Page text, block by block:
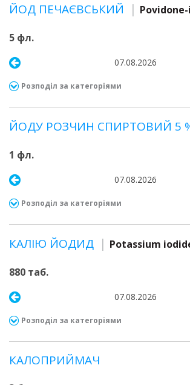
ЙОД ПЕЧАЄВСЬКИЙ
5 фл.
07.08.2026
Розподіл за категоріями
ЙОДУ РОЗЧИН СПИРТОВИЙ 5
1 фл.
07.08.2026
Розподіл за категоріями
КАЛІЮ ЙОДИД Potassium
880 таб.
07.08.2026
Розподіл за категоріями
КАЛОПРИЙМАЧ